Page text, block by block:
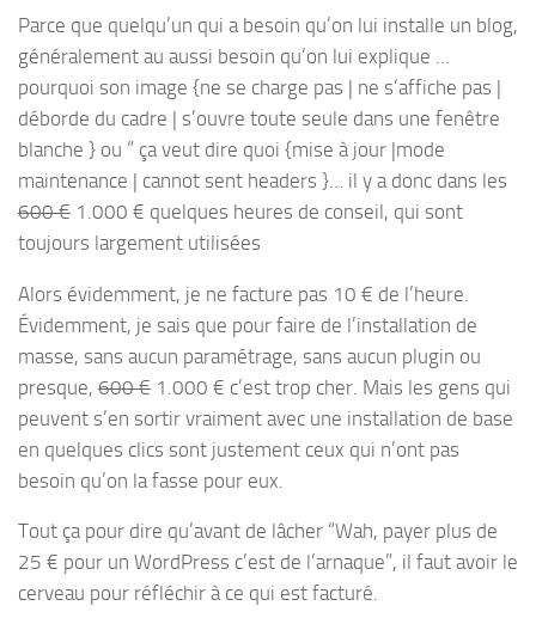
Parce que quelqu’un qui a besoin qu’on lui installe un blog,
généralement au aussi besoin qu’on lui explique …
pourquoi son image {ne se charge pas | ne s’affiche pas |
déborde du cadre | s’ouvre toute seule dans une fenêtre
blanche } ou ” ça veut dire quoi {mise à jour |mode
maintenance | cannot sent headers }… il y a donc dans les
600 € 1.000 € quelques heures de conseil, qui sont
toujours largement utilisées
Alors évidemment, je ne facture pas 10 € de l’heure.
Évidemment, je sais que pour faire de l’installation de
masse, sans aucun paramétrage, sans aucun plugin ou
presque, 600 € 1.000 € c’est trop cher. Mais les gens qui
peuvent s’en sortir vraiment avec une installation de base
en quelques clics sont justement ceux qui n’ont pas
besoin qu’on la fasse pour eux.
Tout ça pour dire qu’avant de lâcher “Wah, payer plus de
25 € pour un WordPress c’est de l’arnaque”, il faut avoir le
cerveau pour réfléchir à ce qui est facturé.